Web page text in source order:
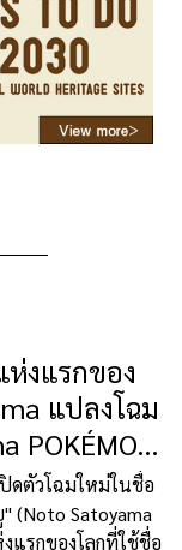
งแรกของ
แปลงโฉม
POKÉMON
ดตัวโฉมใหม่ในชื่อ
(Noto Satoyama